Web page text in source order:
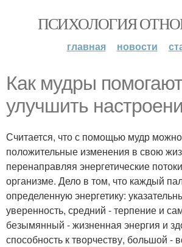
ПСИХОЛОГИЯ
главная новости
Как мудры помогают
улучшить
Считается, что с помощью мудр
положительные изменения в свою
перенаправляя энергетические
организме. Дело в том, что каждый
определенную энергетику:
уверенность, средний - терпение и
безымянный - жизненная энергия и
способность к творчеству, большой -